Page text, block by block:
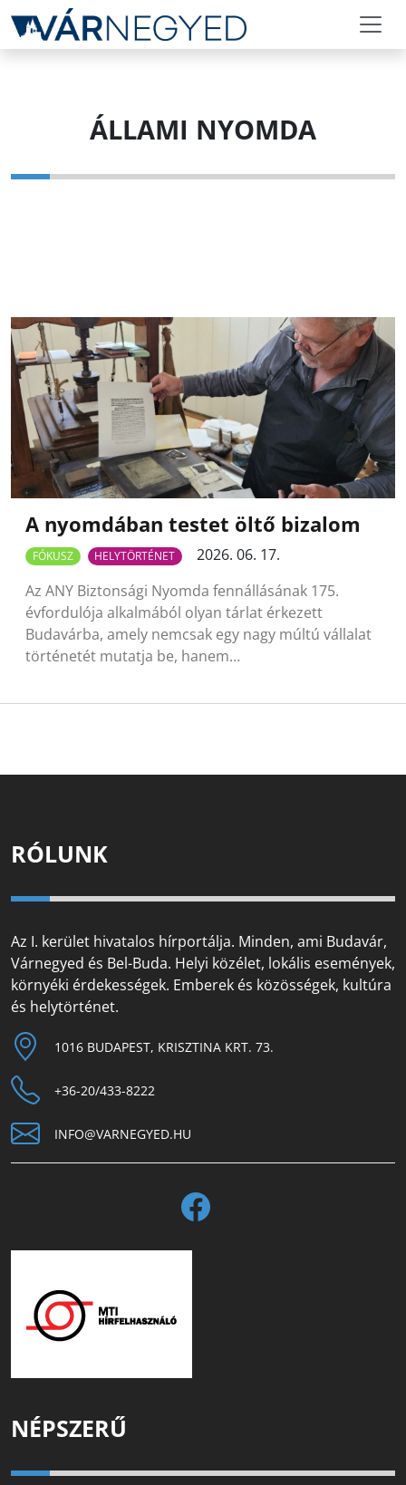
ÁLLAMI NYOMDA
A nyomdában testet öltő bizalom
FÓKUSZ HELYTÖRTÉNET
2026. 06. 17.
Az ANY Biztonsági Nyomda fennállásának 175.
évfordulója alkalmából olyan tárlat érkezett
Budavárba, amely nemcsak egy nagy múltú vállalat
történetét mutatja be, hanem…
RÓLUNK
Az I. kerület hivatalos hírportálja. Minden, ami Budavár,
Várnegyed és Bel-Buda. Helyi közélet, lokális események,
környéki érdekességek. Emberek és közösségek, kultúra
és helytörténet.
1016 BUDAPEST, KRISZTINA KRT. 73.
+36-20/433-8222
INFO@VARNEGYED.HU
NÉPSZERŰ